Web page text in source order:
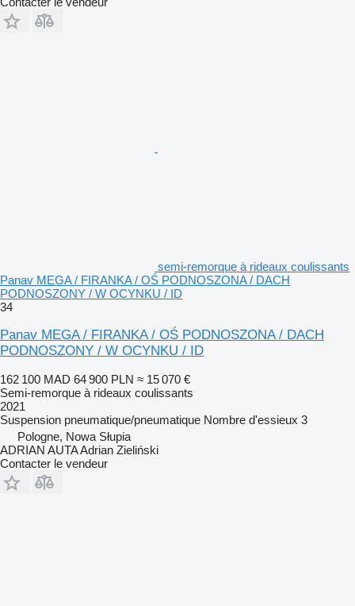
semi-remorque à rideaux coulissants
Panav MEGA / FIRANKA / OŚ PODNOSZONA / DACH
PODNOSZONY / W OCYNKU / ID
34
Panav MEGA / FIRANKA / OŚ PODNOSZONA / DACH
PODNOSZONY / W OCYNKU / ID
162 100 MAD 64 900 PLN ≈ 15 070 €
Semi-remorque à rideaux coulissants
2021
Suspension pneumatique/pneumatique Nombre d'essieux 3
Pologne, Nowa Słupia
ADRIAN AUTA Adrian Zieliński
Contacter le vendeur